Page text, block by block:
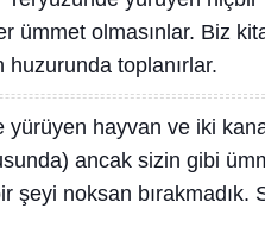
ümmet olmasınlar. Biz
toplanırlar.
yürüyen hayvan ve iki
ancak sizin gibi
şeyi noksan bırakmadık.